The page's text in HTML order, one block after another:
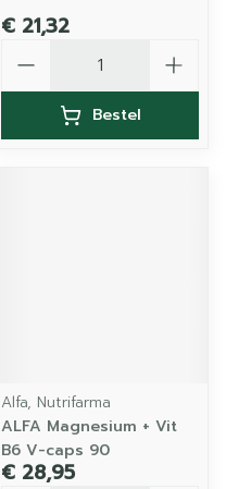
€ 21,32
Bestel
Alfa, Nutrifarma
ALFA Magnesium + Vit
B6 V-caps 90
€ 28,95